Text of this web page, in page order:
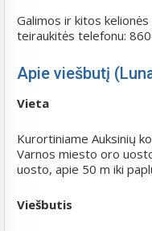
Galimos ir kitos
teiraukitės telefonu:
Apie viešbutį
Vieta
Kurortiniame Auksinių
Varnos miesto oro
uosto, apie 50 m iki
Viešbutis